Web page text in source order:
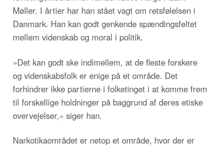
Møller. I årtier har han stået vagt om retsfølelsen i
Danmark. Han kan godt genkende spændingsfeltet
mellem videnskab og moral i politik.
»Det kan godt ske indimellem, at de fleste forskere
og videnskabsfolk er enige på et område. Det
forhindrer ikke partierne i folketinget i at komme frem
til forskellige holdninger på baggrund af deres etiske
overvejelser,« siger han.
Narkotikaområdet er netop et område, hvor der er